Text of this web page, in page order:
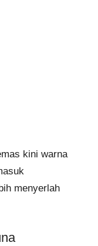
kini warna
menyerlah